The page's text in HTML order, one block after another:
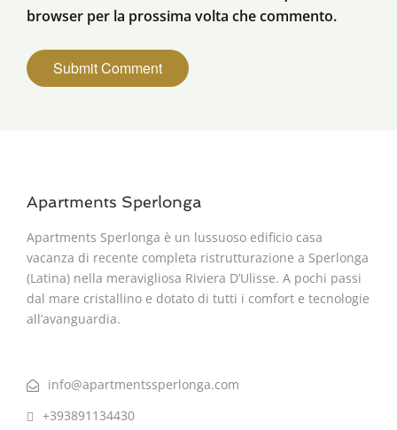
browser per la prossima volta che commento.
Apartments Sperlonga
Apartments Sperlonga è un lussuoso edificio casa
vacanza di recente completa ristrutturazione a Sperlonga
(Latina) nella meravigliosa Riviera D’Ulisse. A pochi passi
dal mare cristallino e dotato di tutti i comfort e tecnologie
all’avanguardia.
info@apartmentssperlonga.com
+393891134430